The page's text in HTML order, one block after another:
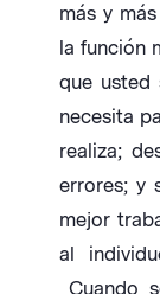
más y
la función
que usted
necesita
realiza;
errores; y
mejor
al
Cuando